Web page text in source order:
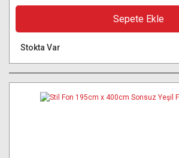
Sepete Ekle
Stokta Var